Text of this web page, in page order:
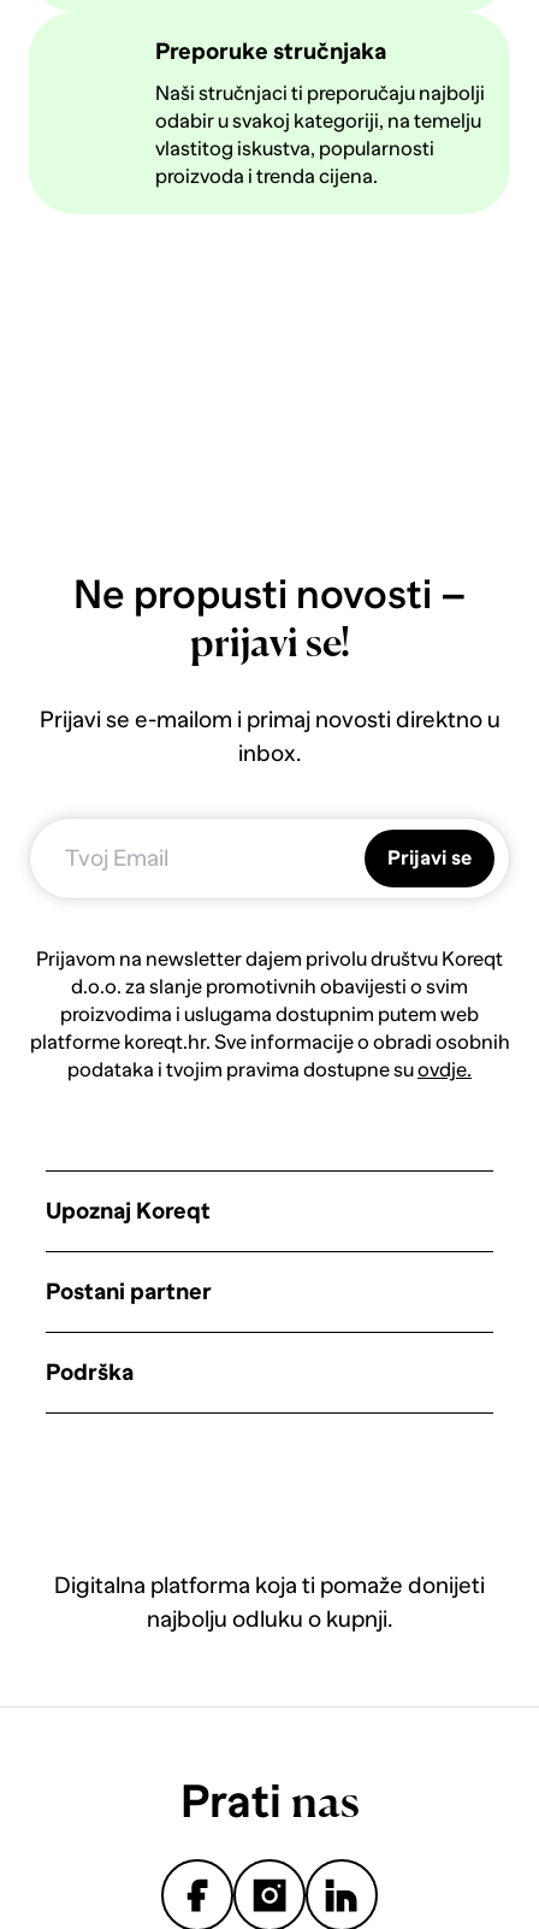
Preporuke stručnjaka
Naši stručnjaci ti preporučaju najbolji
odabir u svakoj kategoriji, na temelju
vlastitog iskustva, popularnosti
proizvoda i trenda cijena.
Ne propusti novosti –
prijavi se!
Prijavi se e-mailom i primaj novosti direktno u
inbox.
Prijavi se
Prijavom na newsletter dajem privolu društvu Koreqt
d.o.o. za slanje promotivnih obavijesti o svim
proizvodima i uslugama dostupnim putem web
platforme koreqt.hr. Sve informacije o obradi osobnih
podataka i tvojim pravima dostupne suovdje.
Digitalna platforma koja ti pomaže donijeti
najbolju odluku o kupnji.
Upoznaj Koreqt
Postani partner
Podrška
Prati nas